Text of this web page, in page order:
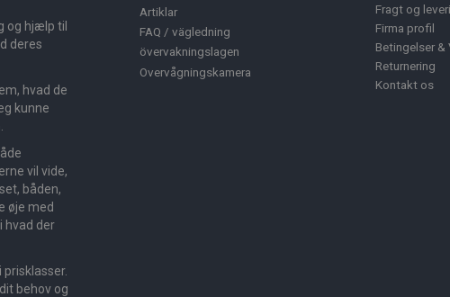
og hjælp til
deres
hvad de
kunne
vil vide,
båden,
øje med
hvad der
behov og
Artiklar
FAQ / vägledning
övervakningslagen
Overvågningskamera
Fragt og
Firma profil
Betingelser &
Returnering
Kontakt os